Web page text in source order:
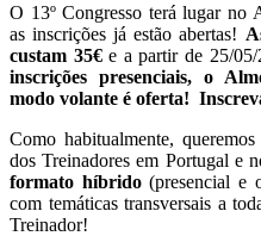
O 13º Congresso terá lugar
as inscrições já estão abertas!
custam 35€e a partir de 25/05/
inscrições presenciais, o
modo volante é oferta!
Como habitualmente,
dos Treinadores em Portugal e
formato híbrido(presencial e
com temáticas transversais a
Treinador!